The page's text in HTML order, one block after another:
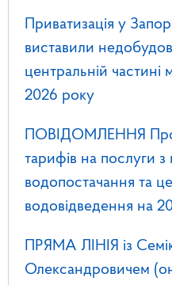
Приватизація у
виставили
центральній частині
2026 року
ПОВІДОМЛЕННЯ Про
тарифів на послуги з
водопостачання та
водовідведення на
ПРЯМА ЛІНІЯ із
Олександровичем